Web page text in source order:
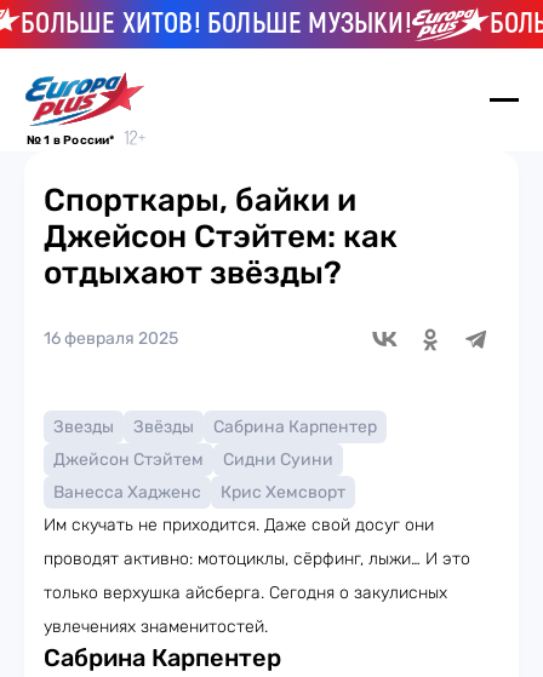
ХИТОВ! БОЛЬШЕ МУЗЫКИ!
№ 1 в России*
Спорткары, байки и
Джейсон Стэйтем: как
отдыхают звёзды?
16 февраля 2025
Звезды Звёзды
Сабрина Карпентер
Джейсон Стэйтем
Сидни Суини
Ванесса Хадженс
Крис Хемсворт
Им скучать не приходится. Даже свой досуг они
проводят активно: мотоциклы, сёрфинг, лыжи… И это
только верхушка айсберга. Сегодня о закулисных
увлечениях знаменитостей.
Сабрина Карпентер